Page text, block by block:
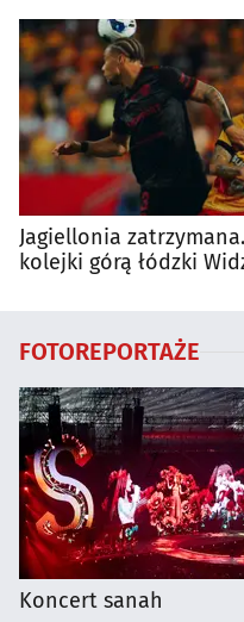
Jagiellonia
kolejki górą łódzki
FOTOREPORTAŻE
Koncert sanah